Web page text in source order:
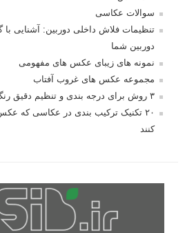
سوالات عکاسی
تنظیمات فلاش داخلی دوربین: آشنایی با
دوربین شما
نمونه های زیبای عکس های مفهومی
مجموعه عکس های غروب آفتاب
۳ روش برای درجه بندی و تنظیم دقیق رنگ در فتوشاپ
۲۰ تکنیک ترکیب بندی در عکاسی که
کنند